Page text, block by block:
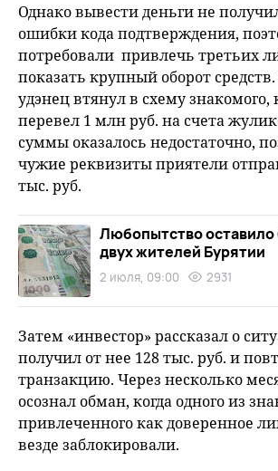
Однако вывести деньги не
ошибки кода подтверждения,
потребовали привлечь третьих
показать крупный оборот
удэнец втянул в схему знакомого,
перевел 1 млн руб. на счета
суммы оказалось недостаточно,
чужие реквизиты приятели
тыс. руб.
Любопытство оставило
двух жителей Бурятии
2 июля, 09:00 2931
Затем «инвестор» рассказал о
получил от нее 128 тыс. руб. и
транзакцию. Через несколько
осознал обман, когда одного из
привлеченного как доверенное
везде заблокировали.